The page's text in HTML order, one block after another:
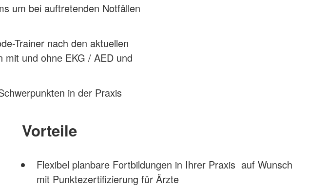
um bei auftretenden Notfällen
Trainer nach den aktuellen
mit und ohne EKG / AED und
in der Praxis
Vorteile
Flexibel planbare Fortbildungen in Ihrer Praxis auf Wunsch
mit Punktezertifizierung für Ärzte